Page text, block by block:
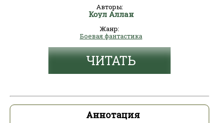
Авторы:
Коул Аллан
Жанр:
Боевая фантастика
ЧИТАТЬ
Аннотация